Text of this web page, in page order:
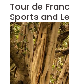
Tour de
Sports and